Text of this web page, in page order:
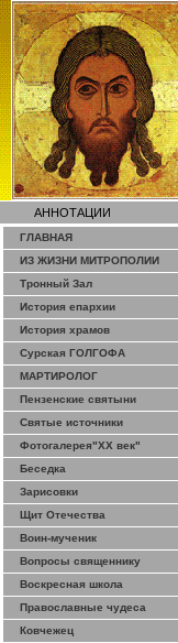
АННОТАЦИИ
ГЛАВНАЯ
ИЗ ЖИЗНИ МИТРОПОЛИИ
Тронный Зал
История епархии
История храмов
Сурская ГОЛГОФА
МАРТИРОЛОГ
Пензенские святыни
Святые источники
Фотогалерея"ХХ век"
Беседка
Зарисовки
Щит Отечества
Воин-мученик
Вопросы священнику
Воскресная школа
Православные чудеса
Ковчежец